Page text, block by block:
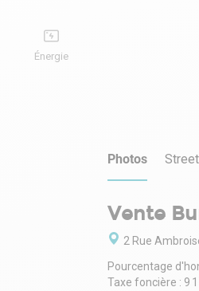
Énergie
Photos
Vente
2 Rue
Pourcentage
Taxe foncière : 9